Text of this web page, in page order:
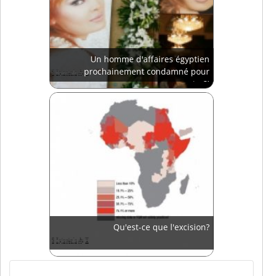
Un homme d'affaires égyptien
prochainement condamné pour
meurtre?!
Qu'est-ce que l'excision?